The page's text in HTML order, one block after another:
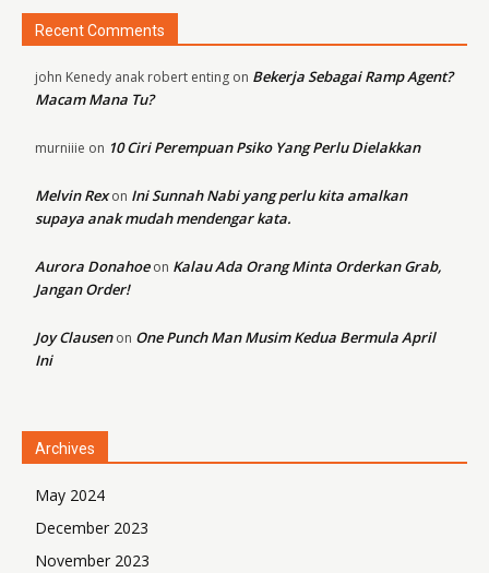
Recent Comments
john Kenedy anak robert enting on Bekerja Sebagai Ramp Agent?
Macam Mana Tu?
murniiie on 10 Ciri Perempuan Psiko Yang Perlu Dielakkan
Melvin Rexon Ini Sunnah Nabi yang perlu kita amalkan
supaya anak mudah mendengar kata.
Aurora Donahoeon Kalau Ada Orang Minta Orderkan Grab,
Jangan Order!
Joy Clausenon One Punch Man Musim Kedua Bermula April
Ini
Archives
May 2024
December 2023
November 2023